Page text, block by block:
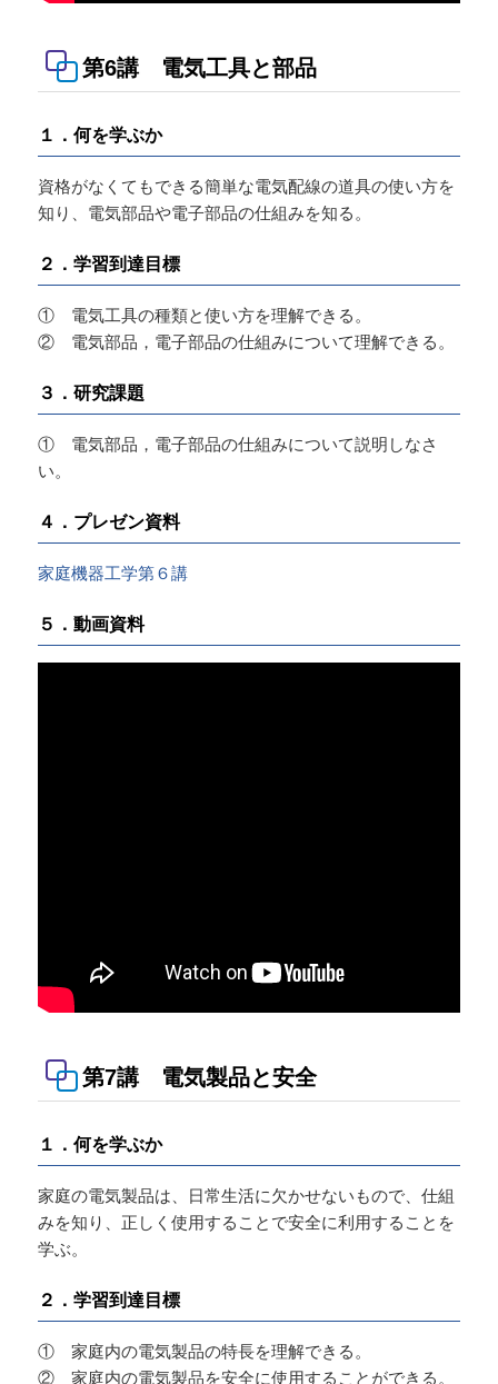
第6講 電気工具と部品
１．何を学ぶか
資格がなくてもできる簡単な電気配線の道具の使い方を
知り、電気部品や電子部品の仕組みを知る。
２．学習到達目標
① 電気工具の種類と使い方を理解できる。
② 電気部品，電子部品の仕組みについて理解できる。
３．研究課題
① 電気部品，電子部品の仕組みについて説明しなさ
い。
４．プレゼン資料
家庭機器工学第６講
５．動画資料
第7講 電気製品と安全
１．何を学ぶか
家庭の電気製品は、日常生活に欠かせないもので、仕組
みを知り、正しく使用することで安全に利用することを
学ぶ。
２．学習到達目標
① 家庭内の電気製品の特長を理解できる。
② 家庭内の電気製品を安全に使用することができる。